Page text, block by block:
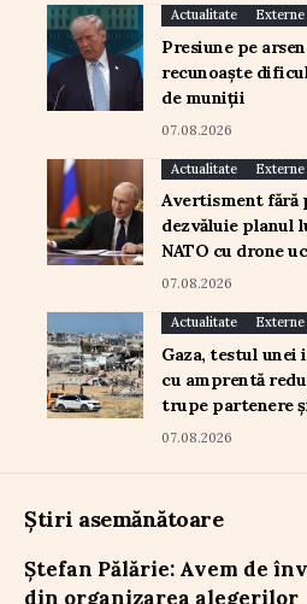
Actualitate Externe
Presiune pe
recunoaște
de muniții
07.08.2026
Actualitate Externe
Avertisment fără
dezvăluie planul
NATO cu drone
07.08.2026
Actualitate Externe
Gaza, testul
cu amprentă
trupe partenere
07.08.2026
Știri asemănătoare
Ștefan Pălărie: Avem de
din organizarea alegerilor